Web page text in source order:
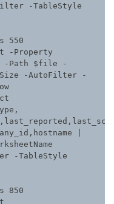
-TableStyle
-Path $file -
-AutoFilter -
|
-TableStyle